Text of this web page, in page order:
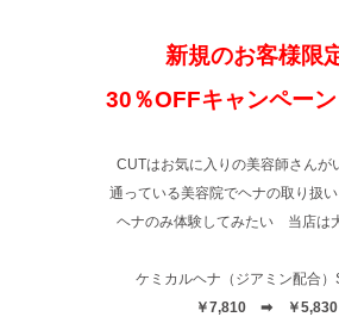
新規のお客様限
30％OFFキャンペー
CUTはお気に入りの美容師さんが
通っている美容院でヘナの取り扱
ヘナのみ体験してみたい 当店は
ケミカルヘナ（ジアミン配合
￥7,810 ➡ ￥5,830